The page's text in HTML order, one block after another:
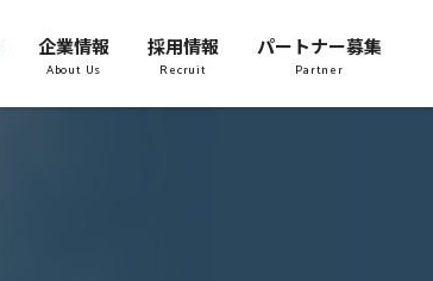
企業情報
About Us
採用情報
Recruit
パートナー募集
Partner